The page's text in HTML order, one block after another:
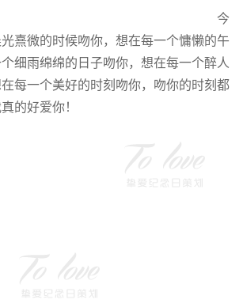
今
熹微的时候吻你，想在每一个慵懒的午
细雨绵绵的日子吻你，想在每一个醉人
每一个美好的时刻吻你，吻你的时刻都
的好爱你！